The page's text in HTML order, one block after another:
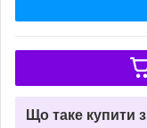
Що таке купити